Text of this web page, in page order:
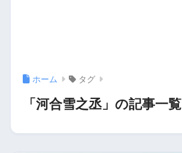
ホーム タグ
「河合雪之丞」の記事一覧